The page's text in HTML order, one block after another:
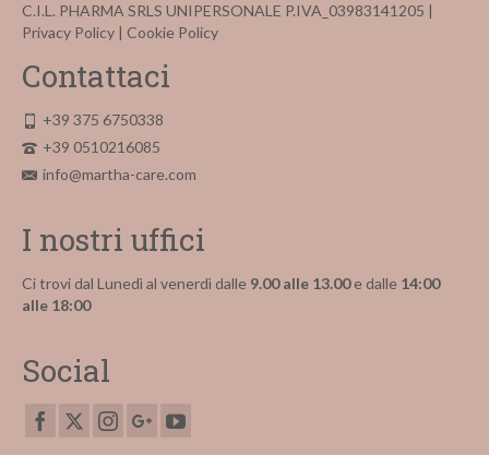
C.I.L. PHARMA SRLS UNIPERSONALE P.IVA_03983141205 |
Privacy Policy | Cookie Policy
Contattaci
+39 375 6750338
+39 0510216085
info@martha-care.com
I nostri uffici
Ci trovi dal Lunedì al venerdì dalle 9.00 alle 13.00e dalle 14:00
alle 18:00
Social